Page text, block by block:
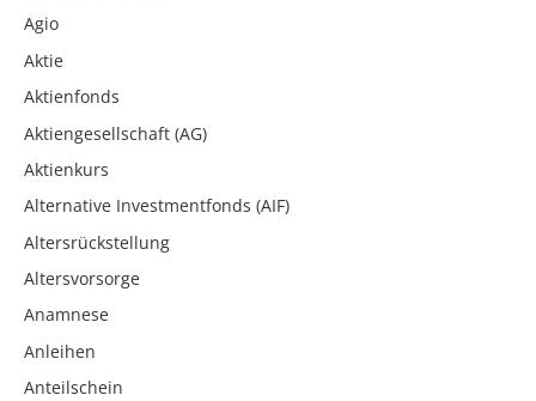
Agio
Aktie
Aktienfonds
Aktiengesellschaft (AG)
Aktienkurs
Alternative Investmentfonds (AIF)
Altersrückstellung
Altersvorsorge
Anamnese
Anleihen
Anteilschein